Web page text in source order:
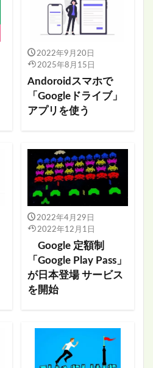
2022年9月20日
2025年8月15日
Andoroidスマホで
「Googleドライブ」
アプリを使う
2022年4月29日
2022年12月1日
Google 定額制
「Google Play Pass」
が日本登場 サービス
を開始